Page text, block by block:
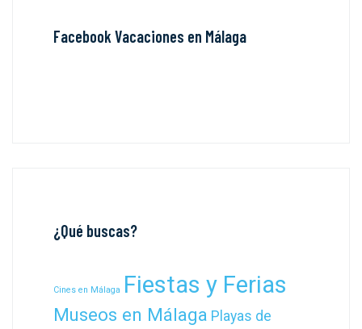
Facebook Vacaciones en Málaga
¿Qué buscas?
Cines en Málaga Fiestas y Ferias
Museos en Málaga Playas de